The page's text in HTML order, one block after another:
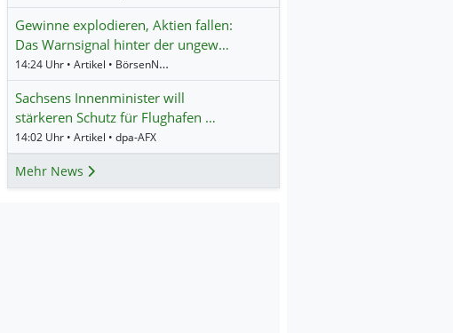
Gewinne explodieren, Aktien fallen:
Das Warnsignal hinter der ungew…
14:24 Uhr • Artikel • BörsenNEWS.de
Sachsens Innenminister will
stärkeren Schutz für Flughafen …
14:02 Uhr • Artikel • dpa-AFX
Mehr News